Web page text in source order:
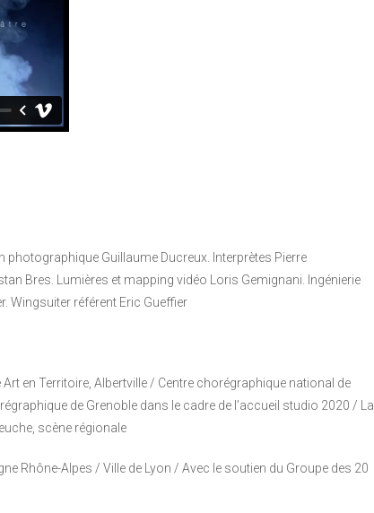
Guillaume Ducreux. Interprètes Pierre
Bres. Lumières et mapping vidéo Loris Gemignani. Ingénierie
Wingsuiter référent Eric Gueffier
en Territoire, Albertville / Centre chorégraphique national de
de Grenoble dans le cadre de l’accueil studio 2020 / La
scène régionale
Rhône-Alpes / Ville de Lyon / Avec le soutien du Groupe des 20